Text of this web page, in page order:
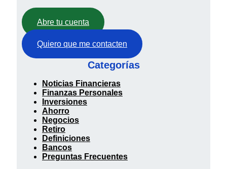
Abre tu cuenta
Quiero que me contacten
Categorías
Noticias Financieras
Finanzas Personales
Inversiones
Ahorro
Negocios
Retiro
Definiciones
Bancos
Preguntas Frecuentes